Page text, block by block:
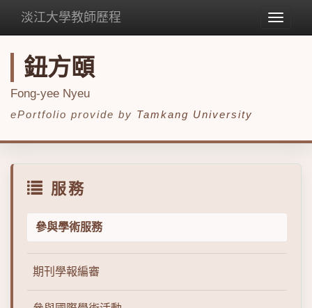
Toggle
淡江大學教師歷程
鈕方頤
Fong-yee Nyeu
ePortfolio provide by Tamkang University
服務
參與學術服務
期刊學報編審